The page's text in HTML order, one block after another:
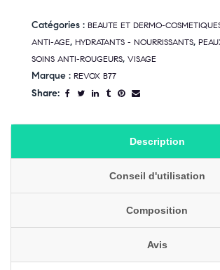
Catégories : BEAUTE ET DERMO-
ANTI-AGE, HYDRATANTS - NOURRISSANTS,
SOINS ANTI-ROUGEURS, VISAGE
Marque : REVOX B77
Share:
Description
Conseil d'utilisation
Composition
Avis